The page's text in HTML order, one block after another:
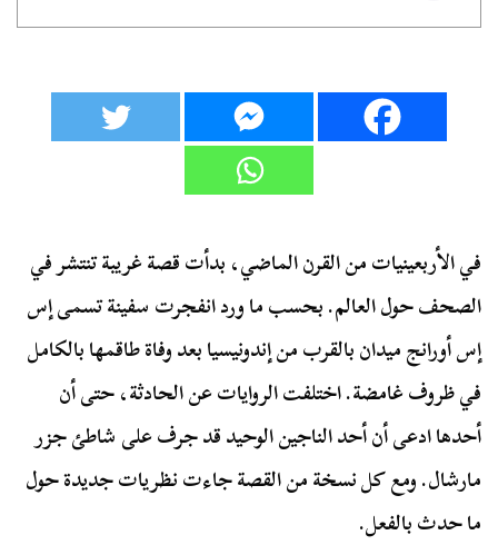
في الأربعينيات من القرن الماضي، بدأت قصة غريبة تنتشر في
الصحف حول العالم. بحسب ما ورد انفجرت سفينة تسمى إس
إس أورانج ميدان بالقرب من إندونيسيا بعد وفاة طاقمها بالكامل
في ظروف غامضة. اختلفت الروايات عن الحادثة، حتى أن
أحدها ادعى أن أحد الناجين الوحيد قد جرف على شاطئ جزر
مارشال. ومع كل نسخة من القصة جاءت نظريات جديدة حول
ما حدث بالفعل.